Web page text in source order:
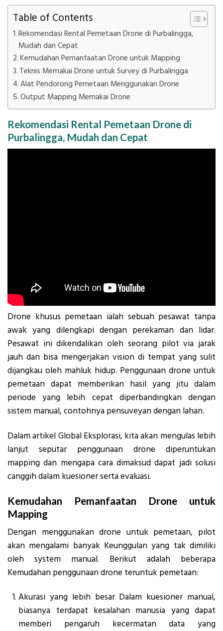
Table of Contents
Rekomendasi Rental Pemetaan Drone di Purbalingga,
Mudah dan Cepat
Kemudahan Pemanfaatan Drone untuk Mapping
Teknis Memakai Drone untuk Survey di Purbalingga
Alat Pendorong Pemetaan Menggunakan Drone
Output Mapping Memakai Drone
Rekomendasi Rental Pemetaan Drone di
Purbalingga, Mudah dan Cepat
Drone khusus pemetaan ialah sebuah pesawat tanpa
awak yang dilengkapi dengan perekaman dan lidar.
Pesawat ini dikendalikan oleh seorang pilot via jarak
jauh dan bisa mengerjakan vision di tempat yang sulit
dijangkau oleh mahluk hidup. Penggunaan drone untuk
pemetaan dapat memberikan hasil yang jitu dalam
periode yang lebih cepat diperbandingkan dengan
sistem manual, contohnya pensuveyan dengan lahan.
Dalam artikel Global Eksplorasi, kita akan mengulas lebih
lanjut seputar penggunaan drone diperuntukan
mapping dan mengapa cara dimaksud dapat jadi solusi
canggih dalam kuesioner serta evaluasi.
Kemudahan Pemanfaatan Drone untuk
Mapping
Dengan menggunakan drone untuk pemetaan, pilot
akan mengalami banyak Keunggulan yang tak dimiliki
oleh system manual. Berikut adalah beberapa
Kemudahan penggunaan drone teruntuk pemetaan:
Akurasi yang lebih besar Dalam kuesioner manual,
biasanya terdapat kesalahan manusia yang dapat
memberi pengaruh kecermatan data yang